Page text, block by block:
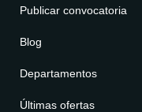
Publicar convocatoria
Blog
Departamentos
Últimas ofertas